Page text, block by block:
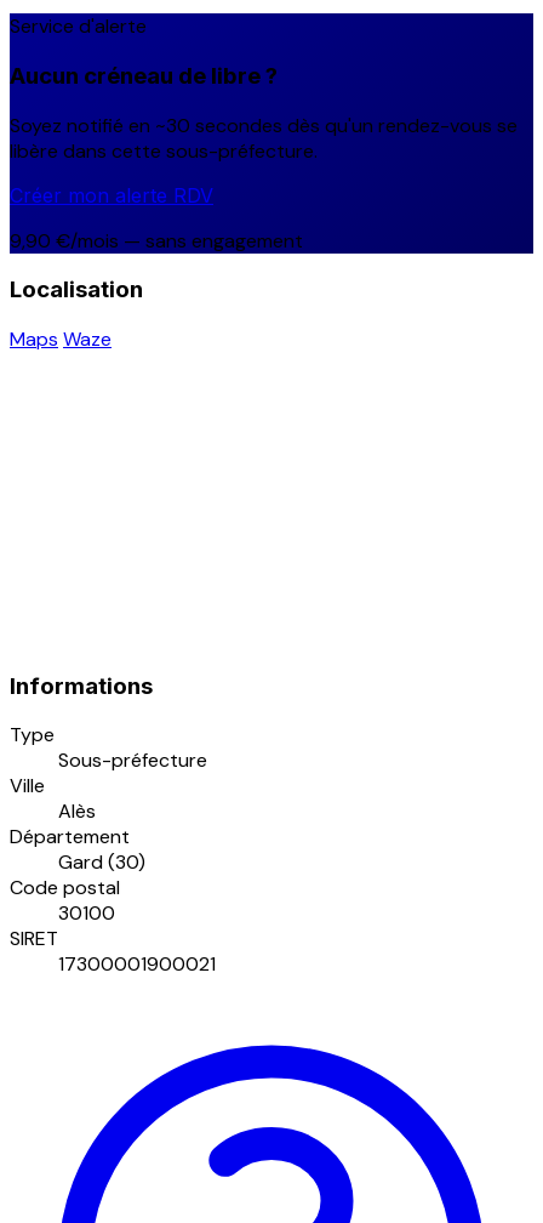
Service d'alerte
Aucun créneau de libre ?
Soyez notifié en ~30 secondes dès qu'un rendez-vous se
libère dans cette sous-préfecture.
Créer mon alerte RDV
9,90 €/mois — sans engagement
Localisation
Maps Waze
Informations
Type
Sous-préfecture
Ville
Alès
Département
Gard (30)
Code postal
30100
SIRET
17300001900021